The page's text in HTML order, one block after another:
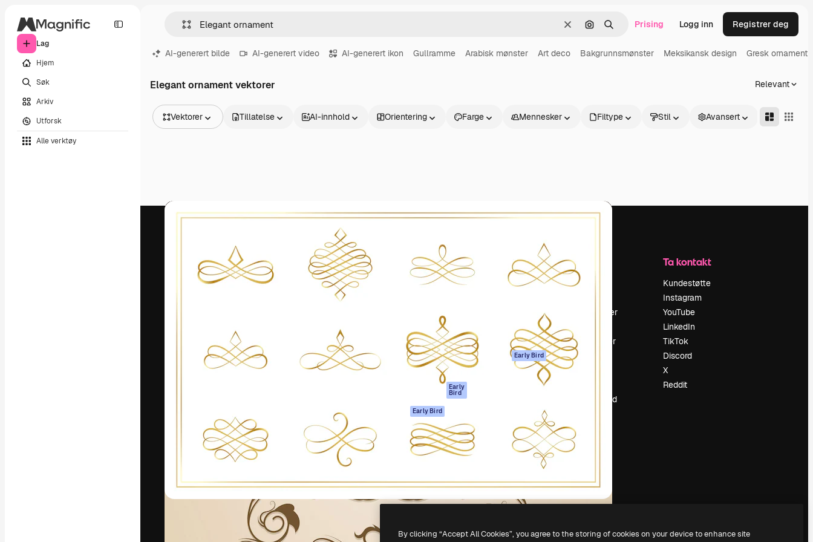
Lag
Hjem
Søk
Arkiv
Utforsk
Alle verktøy
Slett Søk etter bilde
Søk Prising Logg inn Registrer deg
AI-generert bilde AI-generert video AI-generert ikon Gullramme Arabisk mønster Art deco Bakgrunnsmønster Meksikansk design Gresk ornament
Elegant ornament vektorer Relevant
Vektorer
Videoer
Opptak
Tillatelse AI-innhold Orientering Farge Mennesker Filtype Stil Avansert
Den kreative plattformen for å lede ditt
beste arbeid. Mer enn 1 million abonnenter
Produkter
AI-videogenerator
stemmegenerator
Arkivinnhold
Early
Bird
Early Bird
Mobilapp
Alle Magnific-
Kom i gang
Academy
Vilkår for bruk
Personvernerklæring
Originaler Early Bird
Retningslinjer for
informasjonskapsler
For bedrifter
Selskap
Prising
Anmeldelser
Karrierer
Søketrender
Blogg
Hendelser
Selg innhold
Leter etter
magnific.ai
Ta kontakt
Kundestøtte
Instagram
YouTube
LinkedIn
TikTok
Discord
X
Reddit
Copyright © 2010-2026Freepik Company S.L.U.Alle rettigheter forbeholdt.
By clicking “Accept All Cookies”, you agree to the storing of cookies on your device to enhance site